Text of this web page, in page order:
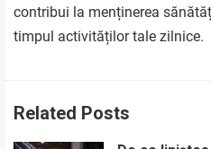
contribui la menținerea
timpul activităților tale zilnice.
Related Posts